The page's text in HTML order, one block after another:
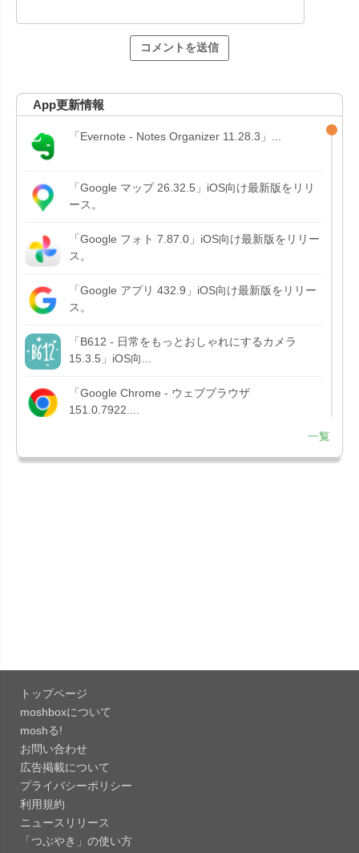
App更新情報
「Evernote - Notes Organizer 11.28.3」...
「Google マップ 26.32.5」iOS向け最新版をリリ
ース。
「Google フォト 7.87.0」iOS向け最新版をリリー
ス。
「Google アプリ 432.9」iOS向け最新版をリリー
ス。
「B612 - 日常をもっとおしゃれにするカメラ
15.3.5」iOS向...
「Google Chrome - ウェブブラウザ
151.0.7922....
「Microsoft OneDrive 18.7.3」iOS向け最新版を...
「Microsoft OneDrive 18.6.7」iOS向け最新版を...
「Pokémon GO 0.423.0」iOS向け最新版をリリー
ス。
ス。AIプロ...
一覧
トップページ
moshboxについて
moshる!
お問い合わせ
広告掲載について
プライバシーポリシー
利用規約
ニュースリリース
「つぶやき」の使い方